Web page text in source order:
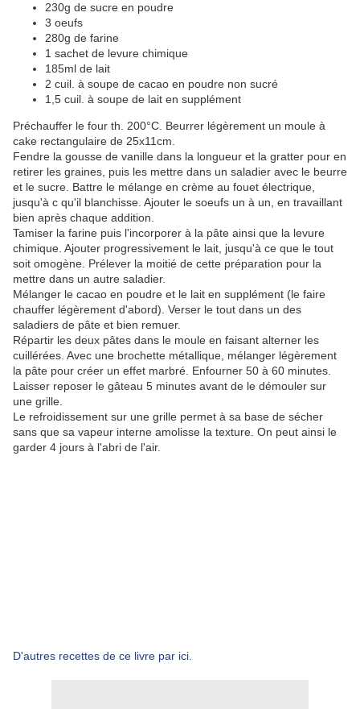
230g de sucre en poudre
3 oeufs
280g de farine
1 sachet de levure chimique
185ml de lait
2 cuil. à soupe de cacao en poudre non sucré
1,5 cuil. à soupe de lait en supplément
Préchauffer le four th. 200°C. Beurrer légèrement un moule à
cake rectangulaire de 25x11cm.
Fendre la gousse de vanille dans la longueur et la gratter pour en
retirer les graines, puis les mettre dans un saladier avec le beurre
et le sucre. Battre le mélange en crème au fouet électrique,
jusqu'à c qu'il blanchisse. Ajouter le soeufs un à un, en travaillant
bien après chaque addition.
Tamiser la farine puis l'incorporer à la pâte ainsi que la levure
chimique. Ajouter progressivement le lait, jusqu'à ce que le tout
soit omogène. Prélever la moitié de cette préparation pour la
mettre dans un autre saladier.
Mélanger le cacao en poudre et le lait en supplément (le faire
chauffer légèrement d'abord). Verser le tout dans un des
saladiers de pâte et bien remuer.
Répartir les deux pâtes dans le moule en faisant alterner les
cuillérées. Avec une brochette métallique, mélanger légèrement
la pâte pour créer un effet marbré. Enfourner 50 à 60 minutes.
Laisser reposer le gâteau 5 minutes avant de le démouler sur
une grille.
Le refroidissement sur une grille permet à sa base de sécher
sans que sa vapeur interne amolisse la texture. On peut ainsi le
garder 4 jours à l'abri de l'air.
D'autres recettes de ce livre par ici.